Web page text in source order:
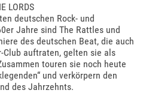
LORDS
deutschen Rock- und
Jahre sind The Rattles und
des deutschen Beat, die auch
Club auftraten, gelten sie als
touren sie noch heute
und verkörpern den
des Jahrzehnts.